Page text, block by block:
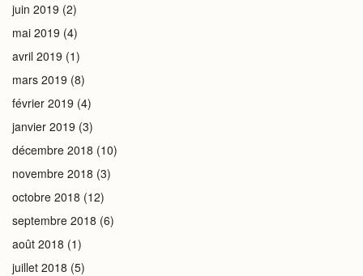
juin 2019 (2)
mai 2019 (4)
avril 2019 (1)
mars 2019 (8)
février 2019 (4)
janvier 2019 (3)
décembre 2018 (10)
novembre 2018 (3)
octobre 2018 (12)
septembre 2018 (6)
août 2018 (1)
juillet 2018 (5)